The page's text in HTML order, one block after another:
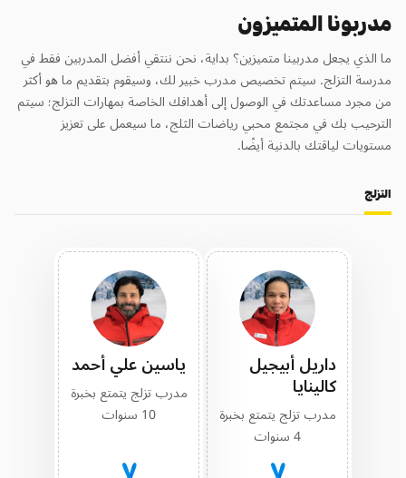
مدربونا المتميزون
ما الذي يجعل مدربينا متميزين؟ بداية، نحن ننتقي أفضل المدربين فقط في
مدرسة التزلج. سيتم تخصيص مدرب خبير لك، وسيقوم بتقديم ما هو أكثر
من مجرد مساعدتك في الوصول إلى أهدافك الخاصة بمهارات التزلج؛ سيتم
الترحيب بك في مجتمع محبي رياضات الثلج، ما سيعمل على تعزيز
مستويات لياقتك بالدنية أيضًا.
التزلج
داريل أبيجيل
كالينايا
مدرب تزلج يتمتع بخبرة
4 سنوات
ياسين علي أحمد
مدرب تزلج يتمتع بخبرة
10 سنوات